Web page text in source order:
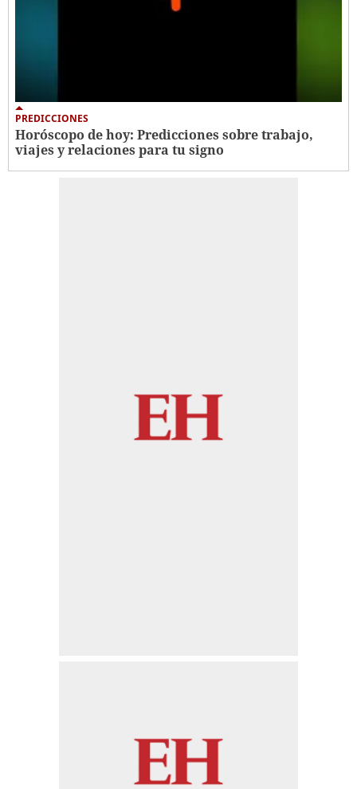
PREDICCIONES
Horóscopo de hoy: Predicciones sobre trabajo,
viajes y relaciones para tu signo